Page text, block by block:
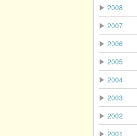
▶ 2008
▶ 2007
▶ 2006
▶ 2005
▶ 2004
▶ 2003
▶ 2002
▶ 2001